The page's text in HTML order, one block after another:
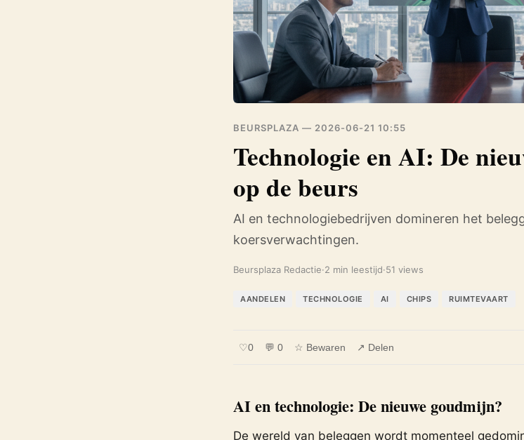
BEURSPLAZA — 2026-06-21 10:55
Technologie en AI: De
op de beurs
AI en technologiebedrijven domineren het
koersverwachtingen.
Beursplaza Redactie·2 min leestijd·51 views
AANDELEN TECHNOLOGIE AI CHIPS RUIMTEVAART
♡0 💬 0 ☆ Bewaren ↗ Delen
AI en technologie: De nieuwe goudmijn?
De wereld van beleggen wordt momenteel